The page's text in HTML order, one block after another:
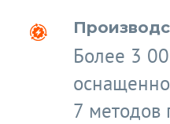
Более 3
7 методов